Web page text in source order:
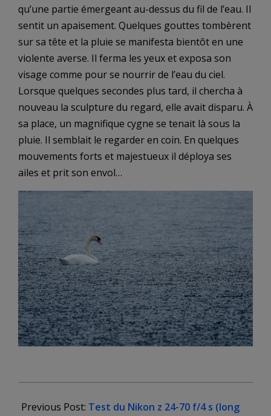
qu’une partie émergeant au-dessus du fil de l’eau. Il
sentit un apaisement. Quelques gouttes tombèrent
sur sa tête et la pluie se manifesta bientôt en une
violente averse. Il ferma les yeux et exposa son
visage comme pour se nourrir de l’eau du ciel.
Lorsque quelques secondes plus tard, il chercha à
nouveau la sculpture du regard, elle avait disparu. À
sa place, un magnifique cygne se tenait là sous la
pluie. Il semblait le regarder en coin. En quelques
mouvements forts et majestueux il déploya ses
ailes et prit son envol…
03-
Previous Post: Test du Nikon z 24-70 f/4 s (long